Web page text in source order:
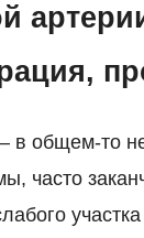
в общем-то
часто